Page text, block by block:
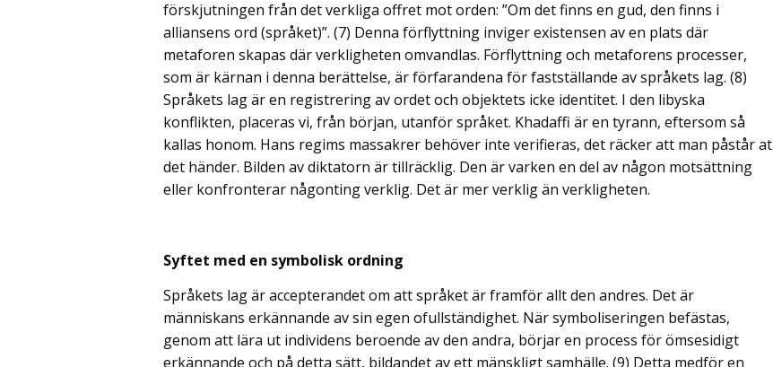
förskjutningen från det verkliga offret mot orden: ”Om det finns en gud, den finns i
alliansens ord (språket)”. (7) Denna förflyttning inviger existensen av en plats där
metaforen skapas där verkligheten omvandlas. Förflyttning och metaforens processer,
som är kärnan i denna berättelse, är förfarandena för fastställande av språkets lag. (8)
Språkets lag är en registrering av ordet och objektets icke identitet. I den libyska
konflikten, placeras vi, från början, utanför språket. Khadaffi är en tyrann, eftersom så
kallas honom. Hans regims massakrer behöver inte verifieras, det räcker att man påstår at
det händer. Bilden av diktatorn är tillräcklig. Den är varken en del av någon motsättning
eller konfronterar någonting verklig. Det är mer verklig än verkligheten.
Syftet med en symbolisk ordning
Språkets lag är accepterandet om att språket är framför allt den andres. Det är
människans erkännande av sin egen ofullständighet. När symboliseringen befästas,
genom att lära ut individens beroende av den andra, börjar en process för ömsesidigt
erkännande och på detta sätt, bildandet av ett mänskligt samhälle. (9) Detta medför en